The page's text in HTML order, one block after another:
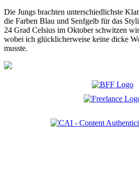
Die Jungs brachten unterschiedlichste
die Farben Blau und Senfgelb für das
24 Grad Celsius im Oktober schwitzen
wobei ich glücklicherweise keine dicke
musste.